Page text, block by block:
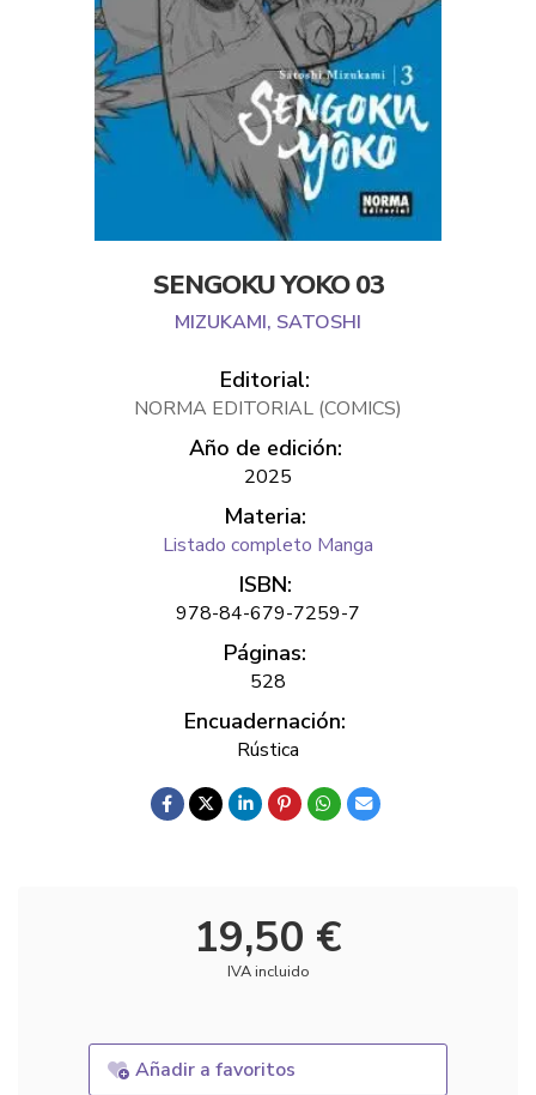
SENGOKU YOKO 03
MIZUKAMI, SATOSHI
Editorial:
NORMA EDITORIAL (COMICS)
Año de edición:
2025
Materia:
Listado completo Manga
ISBN:
978-84-679-7259-7
Páginas:
528
Encuadernación:
Rústica
19,50 €
IVA incluido
Añadir a favoritos